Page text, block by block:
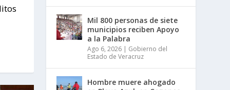
Mil 800 personas de siete
municipios reciben Apoyo
a la Palabra
Ago 6, 2026
Gobierno del
Estado de Veracruz
Hombre muere ahogado